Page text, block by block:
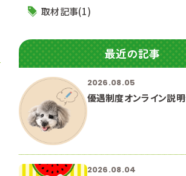
取材記事(1)
最近の記事
2026.08.05
優遇制度オンライン説
2026.08.04